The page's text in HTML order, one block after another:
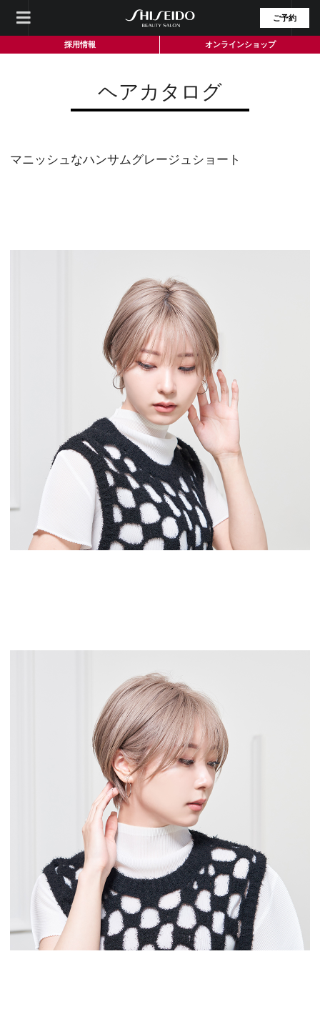
ご予約
採用情報 オンラインショップ
ヘアカタログ
マニッシュなハンサムグレージュショート